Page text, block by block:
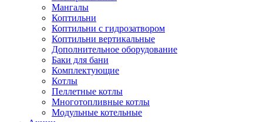
Мангалы
Коптильни
Коптильни с гидрозатвором
Коптильни вертикальные
Дополнительное оборудование
Баки для бани
Комплектующие
Котлы
Пеллетные котлы
Многотопливные котлы
Модульные котельные